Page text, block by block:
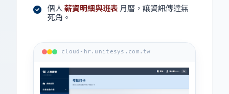
個人 薪資明細與班表 月曆，讓資訊傳達無
死角。
cloud-hr.unitesys.com.tw